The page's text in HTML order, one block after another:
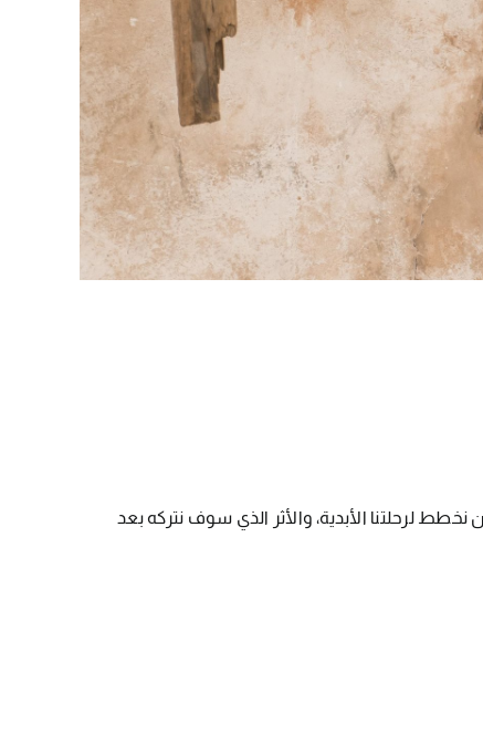
لرحلتنا الأبدية، والأثر الذي سوف نتركه بعد